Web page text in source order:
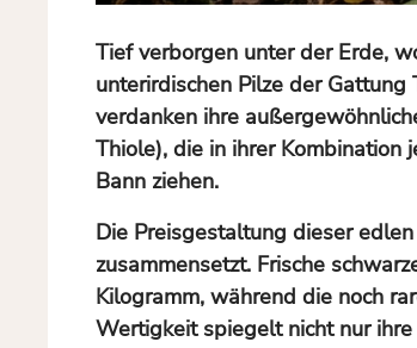
Tief verborgen unter der Erde,
unterirdischen Pilze der
verdanken ihre
Thiole), die in ihrer Kombination
Bann ziehen.
Die Preisgestaltung dieser
zusammensetzt. Frische
Kilogramm, während die noch
Wertigkeit spiegelt nicht nur